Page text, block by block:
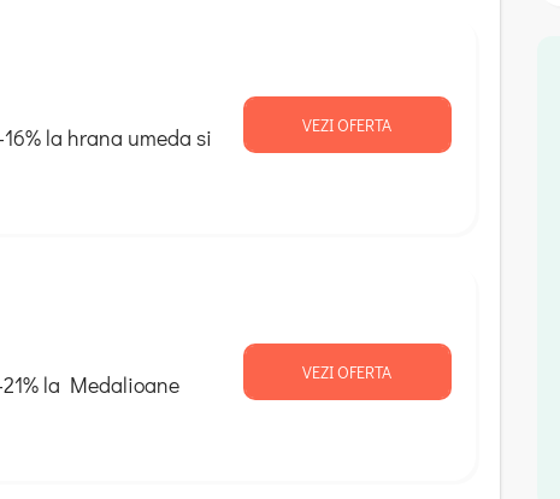
la hrana umeda si
VEZI OFERTA
la Medalioane
VEZI OFERTA